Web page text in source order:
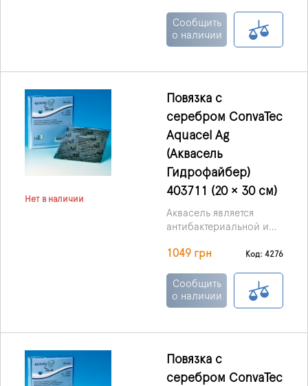
перевязочный материал
с антибактериальными
и абсорбирующими
представляющий
собой мягкие нетканые
пластины или тесьму.
Сообщить
о наличии
Нет в наличии
Повязка с
серебром ConvaTec
Aquacel Ag
(Аквасель
Гидрофайбер)
403711 (20 × 30 см)
Аквасель является
антибактериальной и
повязкой, она
серебра. Выпускаются в
форме мягких,
стерильных нетканых
(Hydrofiber) с
включениями
1049 грн Код: 4276
Сообщить
о наличии
Повязка с
серебром ConvaTec